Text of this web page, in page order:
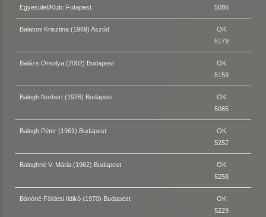
Egyesület/Klub: Futapest
5086
Balatoni Krisztina (1969) Aszód
OK
5179
Balázs Orsolya (2002) Budapest
OK
5159
Balogh Norbert (1976) Budapest
OK
5065
Balogh Péter (1961) Budapest
OK
5257
Baloghné V. Mária (1962) Budapest
OK
5258
Bánóné Földesi Ildikó (1970) Budapest
OK
5229